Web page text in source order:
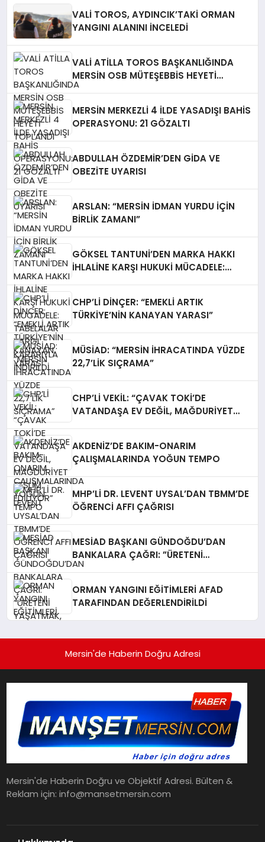
VALİ TOROS, AYDINCIK’TAKİ ORMAN
YANGINI ALANINI İNCELEDİ
VALİ ATİLLA TOROS BAŞKANLIĞINDA
MERSİN OSB MÜTEŞEBBİS HEYETİ
TOPLANDI
MERSİN MERKEZLİ 4 İLDE YASADIŞI BAHİS
OPERASYONU: 21 GÖZALTI
ABDULLAH ÖZDEMİR’DEN GİDA VE
OBEZİTE UYARISI
ARSLAN: “MERSİN İDMAN YURDU İÇİN
BİRLİK ZAMANI”
GÖKSEL TANTUNİ’DEN MARKA HAKKI
İHLALİNE KARŞI HUKUKİ MÜCADELE:
CHP’Lİ DİNÇER: “EMEKLİ ARTIK
TÜRKİYE’NİN KANAYAN YARASI”
MÜSİAD: “MERSİN İHRACATINDA YÜZDE
22,7’LİK SIÇRAMA”
CHP’Lİ VEKİL: “ÇAVAK TOKİ’DE
VATANDAŞA EV DEĞİL, MAĞDURİYET
AKDENİZ’DE BAKIM-ONARIM
ÇALIŞMALARINDA YOĞUN TEMPO
MHP’Lİ DR. LEVENT UYSAL’DAN TBMM’DE
ÖĞRENCİ AFFI ÇAĞRISI
MESİAD BAŞKANI GÜNDOĞDU’DAN
BANKALARA ÇAĞRI: ​”ÜRETENİ
YAŞATMAK, TÜRKİYE EKONOMİSİNİ
ORMAN YANGINI EĞİTİMLERİ AFAD
TARAFINDAN DEĞERLENDİRİLDİ
Mersin'de Haberin Doğru Adresi
Mersin'de Haberin Doğru ve Objektif Adresi. Bülten &
Reklam için: info@mansetmersin.com